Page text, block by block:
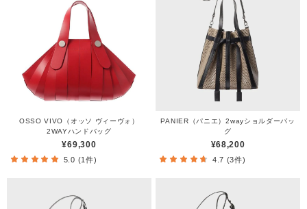
OSSO VIVO（オッソ ヴィーヴォ）
2WAYハンドバッグ
¥69,300
5.0 (1件)
PANIER（パニエ）2wayショルダーバッ
グ
¥68,200
4.7 (3件)